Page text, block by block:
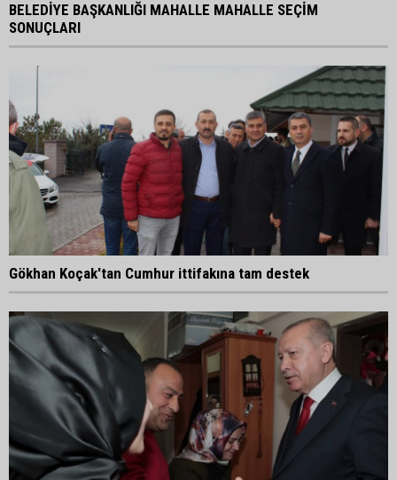
BELEDİYE BAŞKANLIĞI MAHALLE MAHALLE SEÇİM
SONUÇLARI
Gökhan Koçak'tan Cumhur ittifakına tam destek